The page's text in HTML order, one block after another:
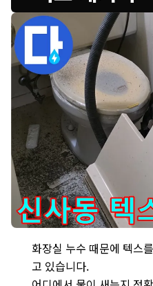
화장실 누수 때문에 텍스
고 있습니다.